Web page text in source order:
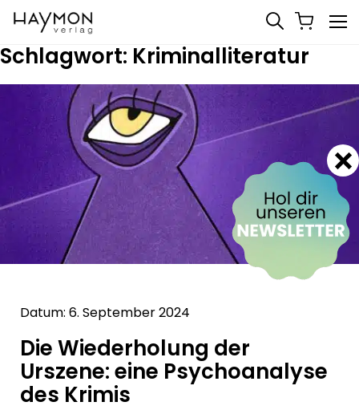
Schlagwort: Kriminalliteratur
Datum: 6. September 2024
Die Wiederholung der
Urszene: eine Psychoanalyse
des Krimis